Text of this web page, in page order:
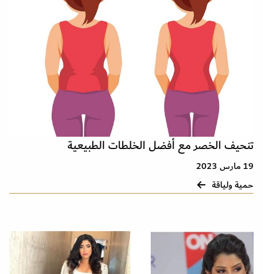
تنحيف الخصر مع أفضل الخلطات الطبيعية
19 مارس 2023
حمية ولياقة